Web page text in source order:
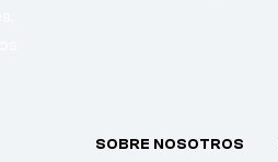
SOBRE NOSOTROS